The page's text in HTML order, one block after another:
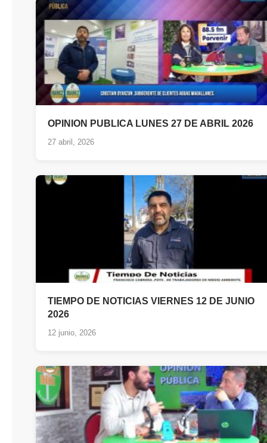
OPINION PUBLICA LUNES 27 DE ABRIL 2026
27 abril, 2026
TIEMPO DE NOTICIAS VIERNES 12 DE JUNIO
2026
12 junio, 2026